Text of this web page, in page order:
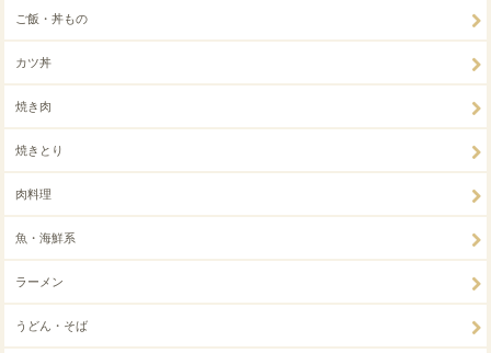
ご飯・丼もの
カツ丼
焼き肉
焼きとり
肉料理
魚・海鮮系
ラーメン
うどん・そば